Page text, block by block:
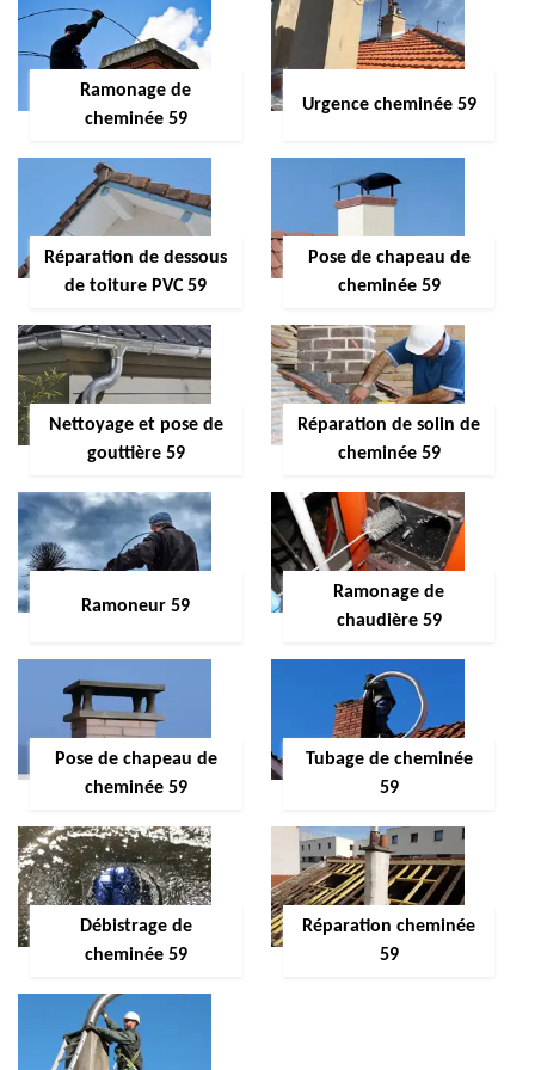
Ramonage de
cheminée 59
Urgence cheminée 59
Réparation de dessous
de toiture PVC 59
Pose de chapeau de
cheminée 59
Nettoyage et pose de
gouttière 59
Réparation de solin de
cheminée 59
Ramoneur 59
Ramonage de
chaudière 59
Pose de chapeau de
cheminée 59
Tubage de cheminée
59
Débistrage de
cheminée 59
Réparation cheminée
59